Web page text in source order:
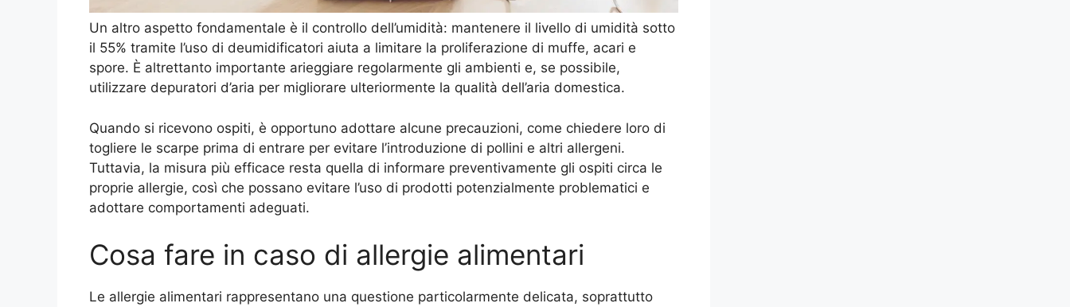
Un altro aspetto fondamentale è il controllo dell’umidità: mantenere il livello di umidità sotto
il 55% tramite l’uso di deumidificatori aiuta a limitare la proliferazione di muffe, acari e
spore. È altrettanto importante arieggiare regolarmente gli ambienti e, se possibile,
utilizzare depuratori d’aria per migliorare ulteriormente la qualità dell’aria domestica.
Quando si ricevono ospiti, è opportuno adottare alcune precauzioni, come chiedere loro di
togliere le scarpe prima di entrare per evitare l’introduzione di pollini e altri allergeni.
Tuttavia, la misura più efficace resta quella di informare preventivamente gli ospiti circa le
proprie allergie, così che possano evitare l’uso di prodotti potenzialmente problematici e
adottare comportamenti adeguati.
Cosa fare in caso di allergie alimentari
Le allergie alimentari rappresentano una questione particolarmente delicata, soprattutto